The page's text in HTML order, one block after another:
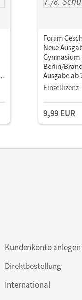
Forum
Neue
Gymnasium
Berlin/
Ausgabe ab
Schuljahr •
Medien
Einzellizenz
9,99 EUR
Kundenkonto anlegen
Direktbestellung
International